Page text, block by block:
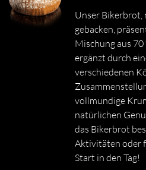
Unser
gebacken,
Mischung aus 70
ergänzt durch
verschiedenen
vollmundige
natürlichen
das Bikerbrot
Aktivitäten oder
Start in den Tag!